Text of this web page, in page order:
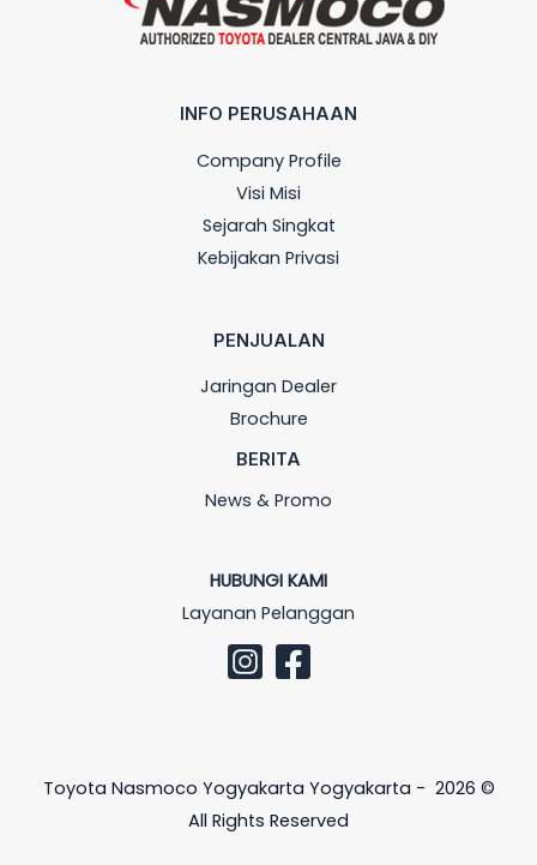
INFO PERUSAHAAN
Company Profile
Visi Misi
Sejarah Singkat
Kebijakan Privasi
PENJUALAN
Jaringan Dealer
Brochure
BERITA
News & Promo
HUBUNGI KAMI
Layanan Pelanggan
Toyota Nasmoco Yogyakarta Yogyakarta - 2026 ©
All Rights Reserved